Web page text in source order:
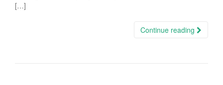
[…]
Continue reading